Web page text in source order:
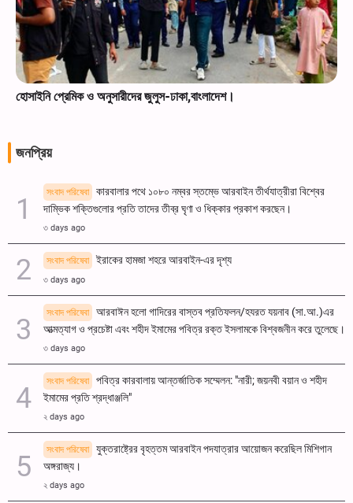
হোসাইনি প্রেমিক ও অনুসারীদের জুলুস-ঢাকা,বাংলাদেশ।
জনপ্রিয়
সংবাদ পরিষেবা
কারবালার পথে ১০৮০ নম্বর স্তম্ভে আরবাইন তীর্থযাত্রীরা বিশ্বের
দাম্ভিক শক্তিগুলোর প্রতি তাদের তীব্র ঘৃণা ও ধিক্কার প্রকাশ করছেন।
৩ days ago
সংবাদ পরিষেবা ইরাকের হামজা শহরে আরবাইন-এর দৃশ্য
৩ days ago
সংবাদ পরিষেবা
আরবাঈন হলো গাদিরের বাস্তব প্রতিফলন/হযরত যয়নাব (সা.আ.)এর
আত্মত্যাগ ও প্রচেষ্টা এবং শহীদ ইমামের পবিত্র রক্ত ​​ইসলামকে বিশ্বজনীন করে তুলেছে।
৩ days ago
সংবাদ পরিষেবা
পবিত্র কারবালায় আন্তর্জাতিক সম্মেলন: "নারী; জয়নবী বয়ান ও শহীদ
ইমামের প্রতি শ্রদ্ধাঞ্জলি"
২ days ago
সংবাদ পরিষেবা
যুক্তরাষ্ট্রের বৃহত্তম আরবাইন পদযাত্রার আয়োজন করেছিল মিশিগান
অঙ্গরাজ্য।
২ days ago